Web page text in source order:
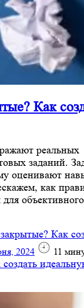
Как
реальных
заданий.
оценивают
как
Как
2024 11